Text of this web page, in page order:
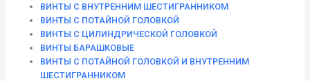
ВИНТЫ С ВНУТРЕННИМ ШЕСТИГРАННИКОМ
ВИНТЫ С ПОТАЙНОЙ ГОЛОВКОЙ
ВИНТЫ С ЦИЛИНДРИЧЕСКОЙ ГОЛОВКОЙ
ВИНТЫ БАРАШКОВЫЕ
ВИНТЫ С ПОТАЙНОЙ ГОЛОВКОЙ И ВНУТРЕННИМ
ШЕСТИГРАННИКОМ